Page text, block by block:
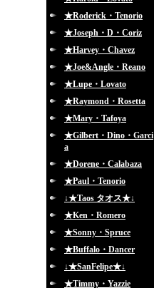
★Roderick・Tenorio
★Joseph・D・Coriz
★Harvey・Chavez
★Joe&Angle・Reano
★Lupe・Lovato
★Raymond・Rosetta
★Mary・Tafoya
★Gilbert・Dino・Garci
a
★Dorene・Calabaza
★Paul・Tenorio
↓★Taos タオス★↓
★Ken・Romero
★Sonny・Spruce
★Buffalo・Dancer
↓★SanFelipe★↓
★Timmy・Yazzie